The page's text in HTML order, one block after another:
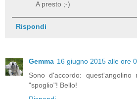
A presto ;-)
Rispondi
Gemma 16 giugno 2015 alle ore
Sono d'accordo:
"spoglio"! Bello!